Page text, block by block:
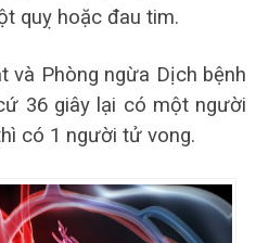
quỵ hoặc đau tim.
và Phòng ngừa Dịch bệnh
36 giây lại có một người
có 1 người tử vong.